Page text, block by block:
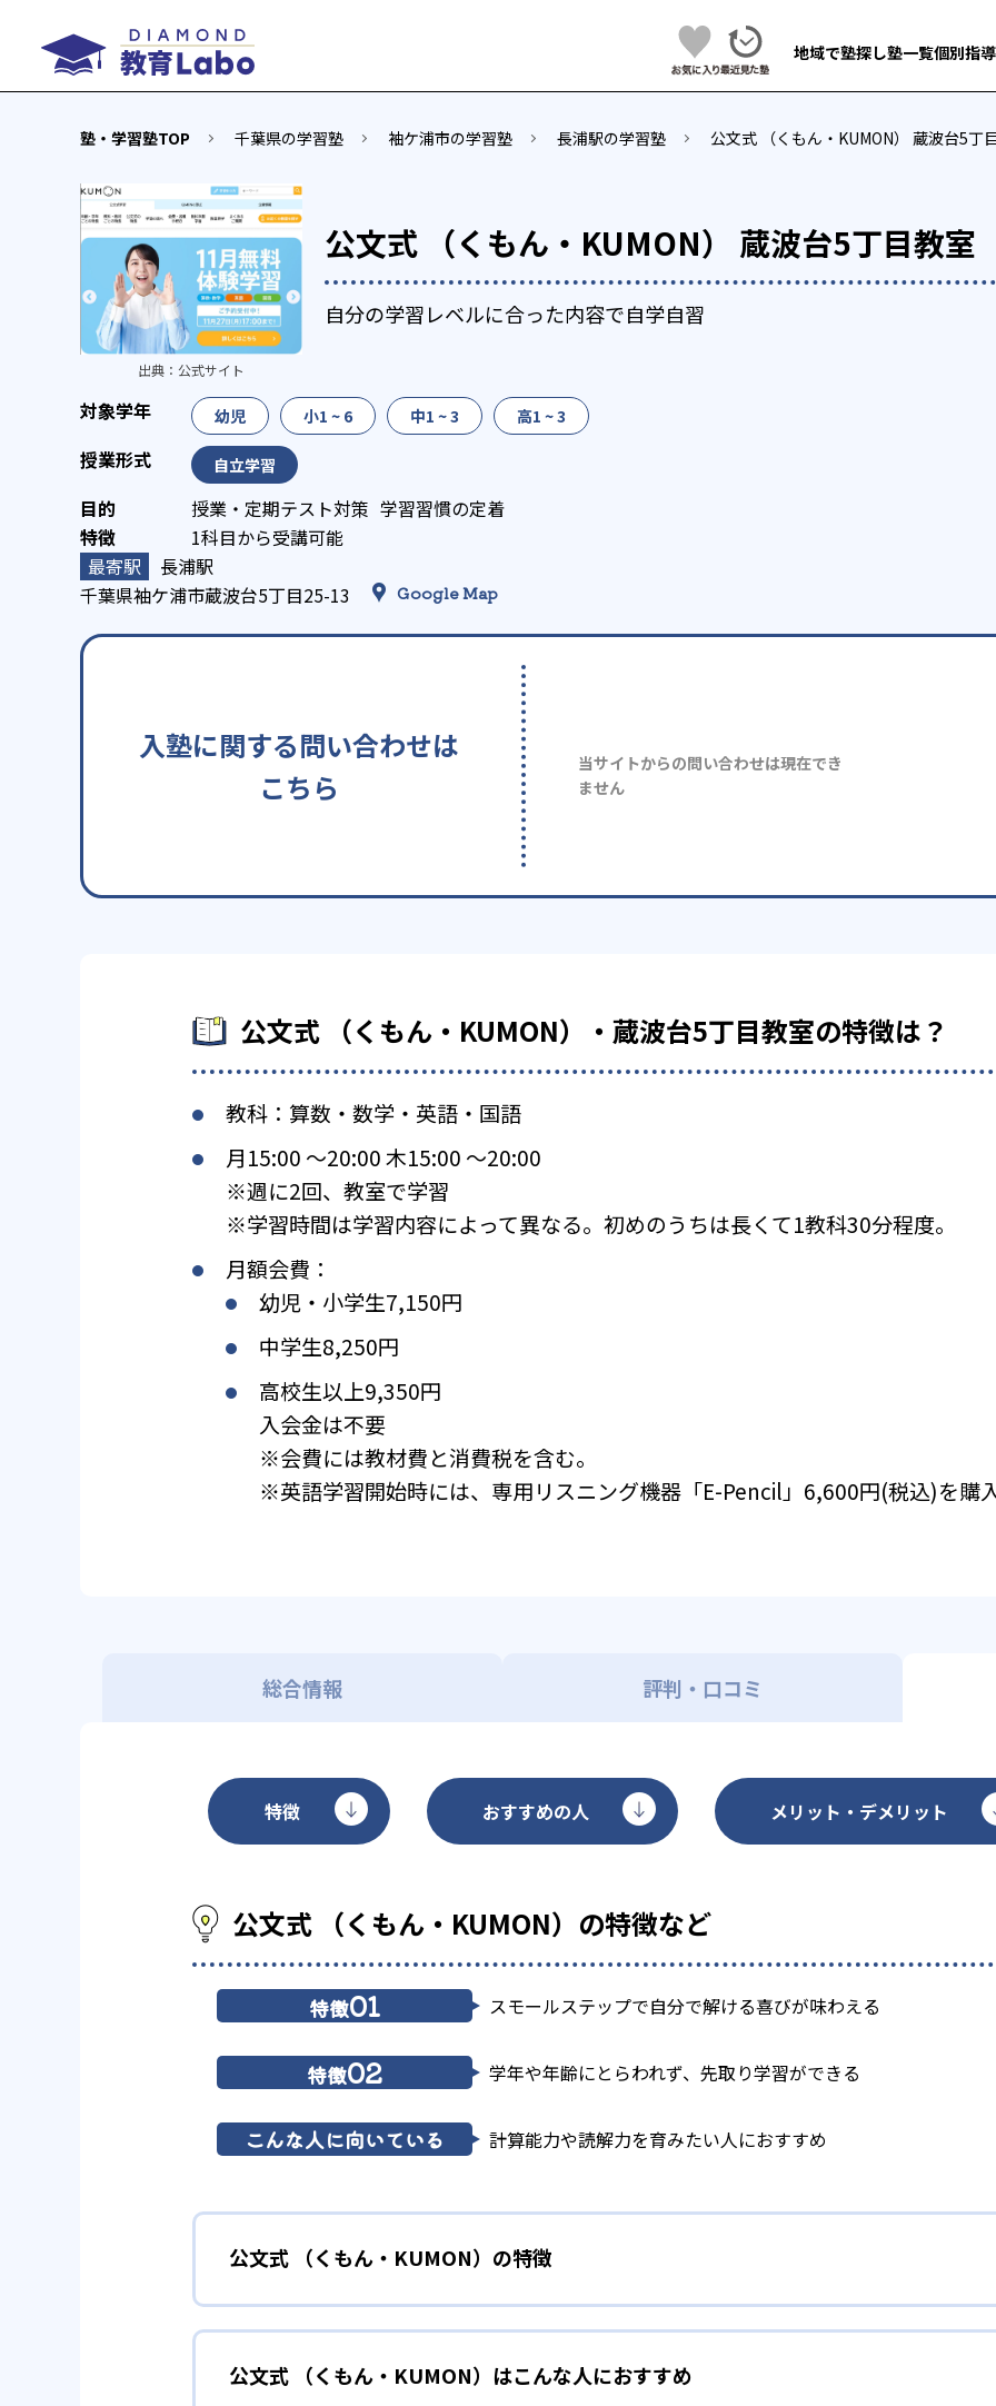
地域で塾探し塾一覧個別指
塾・学習塾TOP 千葉県の学習塾 袖ケ浦市の学習塾 長浦駅の学習塾 公文式 （くもん・KUMON） 蔵波台5丁
公文式 （くもん・KUMON） 蔵波台5丁目教室
自分の学習レベルに合った内容で自学自習
出典： 公式サイト
幼児 小1 ~ 6 中1 ~ 3 高1 ~ 3
自立学習
授業・定期テスト対策 学習習慣の定着
1科目から受講可能
長浦駅
千葉県袖ケ浦市蔵波台5丁目25-13
Google Map
入塾に関する問い合わせは
こちら
当サイトからの問い合わせは現在でき
ません
公文式 （くもん・KUMON）・蔵波台5丁目教室の特徴は？
教科：算数・数学・英語・国語
月15:00 〜20:00 木15:00 〜20:00
※週に2回、教室で学習
※学習時間は学習内容によって異なる。初めのうちは長くて1教科30分程度。
月額会費：
幼児・小学生7,150円
中学生8,250円
高校生以上9,350円
入会金は不要
※会費には教材費と消費税を含む。
※英語学習開始時には、専用リスニング機器「E-Pencil」6,600円(税込)を購
総合情報 評判・口コミ
特徴 おすすめの人 メリット・デメリット
公文式 （くもん・KUMON）の特徴など
特徴01 スモールステップで自分で解ける喜びが味わえる
特徴02 学年や年齢にとらわれず、先取り学習ができる
こんな人に向いている 計算能力や読解力を育みたい人におすすめ
公文式 （くもん・KUMON）の特徴
01 無学年式の学力別学習
KUMONでは、年齢や学年にとらわれずに、一人ひとりの学力に応じたレベルから学習を始めて
公文式 （くもん・KUMON）はこんな人におすすめ